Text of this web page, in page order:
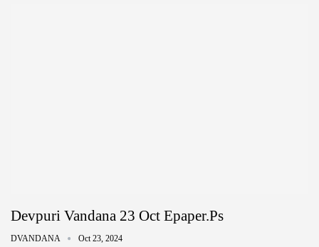
Devpuri Vandana 23 Oct Epaper.ps
DVANDANA Oct 23, 2024